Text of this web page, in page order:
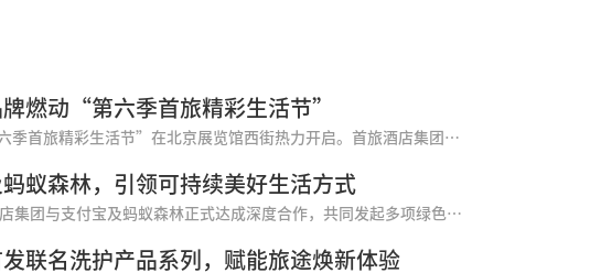
燃动“第六季首旅精彩生活节”
京城初夏，烟火正浓。5月22日，“第六季首旅精彩生活节”在北京展览馆西街热力开启。首旅酒店集团携旗下近二十家酒店集体登场，以“星级标准+亲民定价”为密钥，解锁一场集星级美食、国潮文创与趣味互动于一体的沉浸式市集体验。无需走进酒店大堂，市民在家门口就能把星级品质轻松打包带走。 舌尖上的“爆款江湖”，星级美味接地气 走进展区，扑面而来的是酒店大厨带来的匠心美食，无需远行便能将美味收入囊中。北京...
蚁森林，引领可持续美好生活方式
2026年1月，首旅酒店集团旗下如家酒店集团与支付宝及蚂蚁森林正式达成深度合作，共同发起多项绿色低碳倡议，将低碳环保理念融入酒店住宿体验的全场景，携手用户践行可持续生活方式。此次合作不仅涵盖酒店预订、住宿、早餐等核心场景，更通过创新的激励方式，让用户的低碳行为可记录、可积累、可转化，彰显了如家酒店集团作为行业领军企业在推动ESG（环境、社会和公司治理）建设方面的责任感。如家酒店集团品牌ESG中心总...
联名洗护产品系列，赋能旅途焕新体验